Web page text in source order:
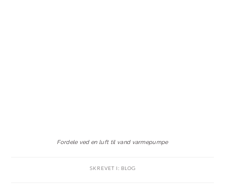
Fordele ved en luft til vand varmepumpe
SKREVET I: BLOG